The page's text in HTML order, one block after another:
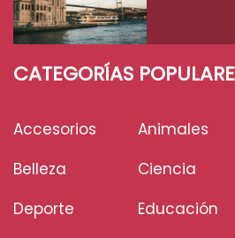
CATEGORÍAS
Accesorios Animales
Belleza
Ciencia
Deporte
Educación